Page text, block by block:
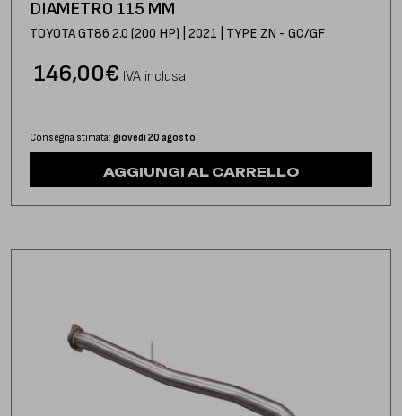
DIAMETRO 115 MM
TOYOTA GT86 2.0 (200 HP) | 2021 | TYPE ZN - GC/GF
€
146,00 IVA inclusa
Consegna stimata: giovedì 20 agosto
AGGIUNGI AL CARRELLO